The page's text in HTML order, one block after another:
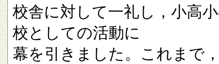
校舎に対して一礼し，小高
校としての活動に
幕を引きました。これまで